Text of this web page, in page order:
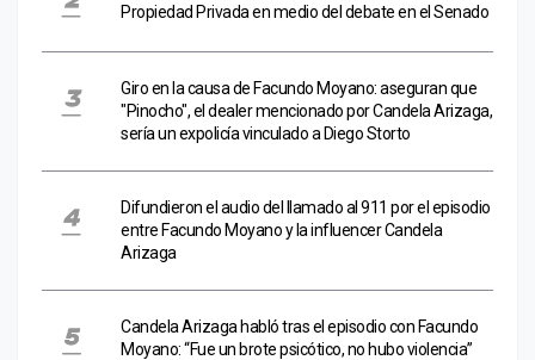
Propiedad Privada en medio del debate en el Senado
Giro en la causa de Facundo Moyano: aseguran que
"Pinocho", el dealer mencionado por Candela Arizaga,
sería un expolicía vinculado a Diego Storto
Difundieron el audio del llamado al 911 por el episodio
entre Facundo Moyano y la influencer Candela
Arizaga
Candela Arizaga habló tras el episodio con Facundo
Moyano: “Fue un brote psicótico, no hubo violencia”